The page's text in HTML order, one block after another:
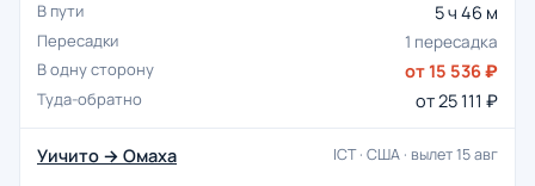
5 ч 46 м
1 пересадка
от 15 536 ₽
от 25 111 ₽
Уичито → Омаха ICT · США · вылет 15 авг